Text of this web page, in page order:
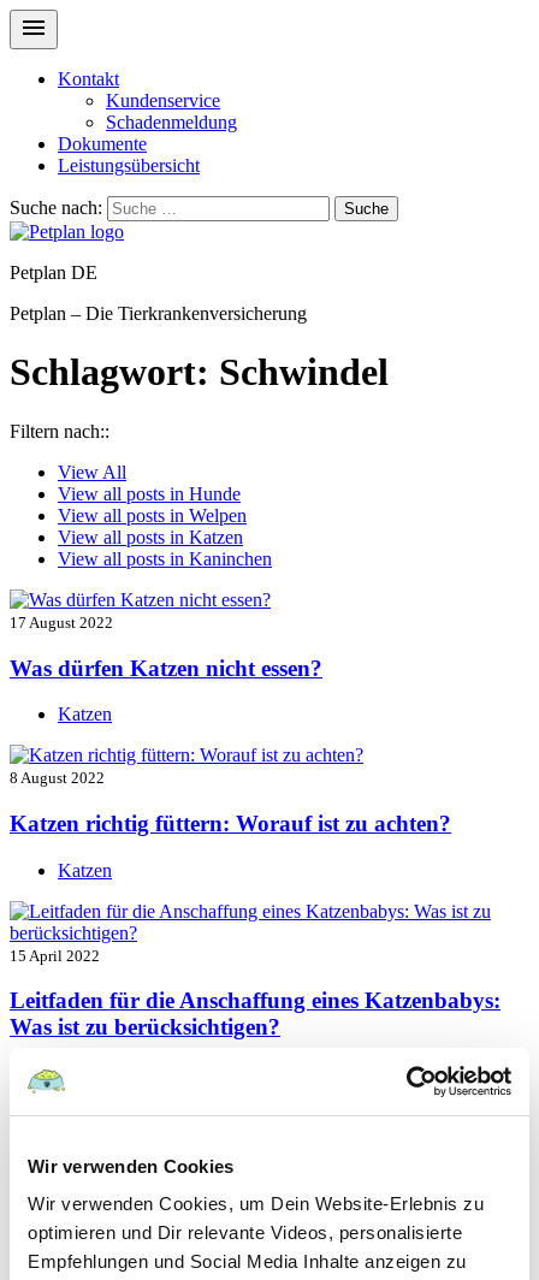
Wir verwenden Cookies
Wir verwenden Cookies, um Dein Website-Erlebnis zu
optimieren und Dir relevante Videos, personalisierte
Empfehlungen und Social Media Inhalte anzeigen zu
Kontakt
Kundenservice
Schadenmeldung
Dokumente
Leistungsübersicht
Suche nach: Suche
Petplan DE
Petplan – Die Tierkrankenversicherung
Schlagwort: Schwindel
Filtern nach::
View All
View all posts in Hunde
View all posts in Welpen
View all posts in Katzen
View all posts in Kaninchen
17 August 2022
Was dürfen Katzen nicht essen?
Katzen
8 August 2022
Katzen richtig füttern: Worauf ist zu achten?
Katzen
15 April 2022
Leitfaden für die Anschaffung eines Katzenbabys:
Was ist zu berücksichtigen?
Katzen
Hunde
Katzen
Tierkrankheiten